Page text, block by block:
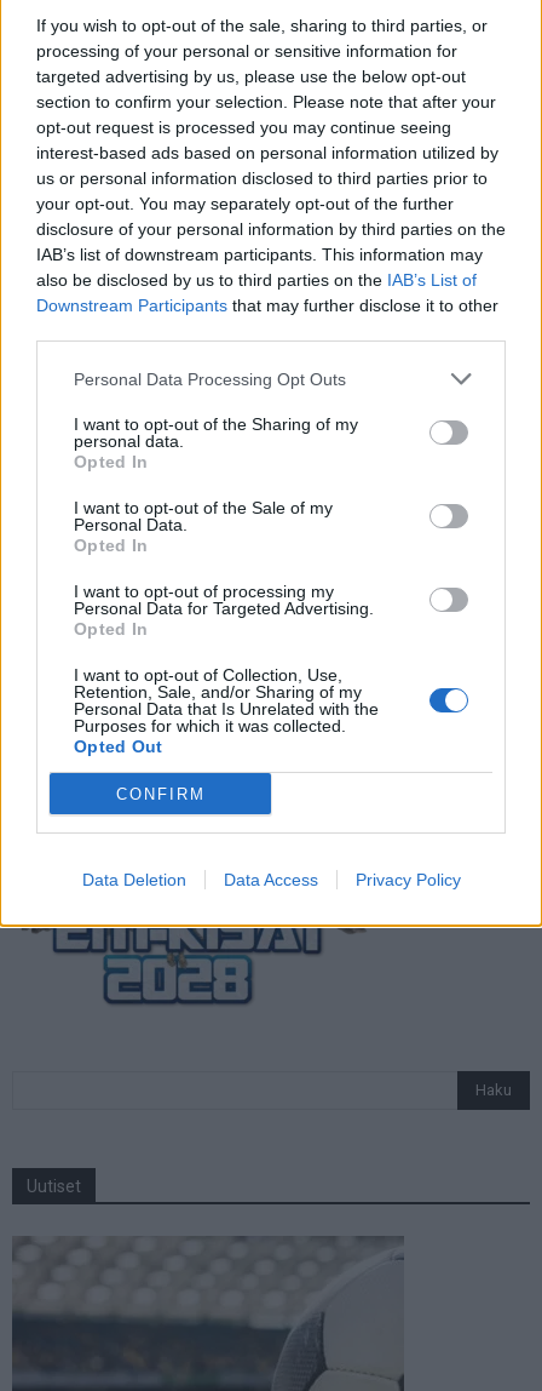
If you wish to opt-out of the sale, sharing to third parties, or
processing of your personal or sensitive information for
targeted advertising by us, please use the below opt-out
section to confirm your selection. Please note that after your
opt-out request is processed you may continue seeing
interest-based ads based on personal information utilized by
us or personal information disclosed to third parties prior to
your opt-out. You may separately opt-out of the further
disclosure of your personal information by third parties on the
IAB’s list of downstream participants. This information may
also be disclosed by us to third parties on the IAB’s List of
Downstream Participants that may further disclose it to other
Personal Data Processing Opt Outs
I want to opt-out of the Sharing of my
personal data.
Opted In
I want to opt-out of the Sale of my
Personal Data.
Opted In
I want to opt-out of processing my
Personal Data for Targeted Advertising.
Opted In
I want to opt-out of Collection, Use,
Retention, Sale, and/or Sharing of my
Personal Data that Is Unrelated with the
Purposes for which it was collected.
Opted Out
CONFIRM
Data Deletion Data Access Privacy Policy
Edellinen artikkeli
Lukas Hradeckyn Leverkusen sai
myöhäisen joululahjan: Bayerille
shokkitappio kotiottelussa
Seuraava artikkeli
Ykkösliigan otteluohjelma
kaudelle 2024 on julkaistu – 13.4.
ensimmäinen pelipäivä
LIITTYVÄT ARTIKKELIT LISÄÄ TEKIJÄLTÄ
Suomen MM-karsintojen näkymät –
analyysi
näin katsot ottelun
Jalkapallon U21 EM-kisat 2025 – tässä
otteluohjelma ja Suomen joukkue
Uutiset